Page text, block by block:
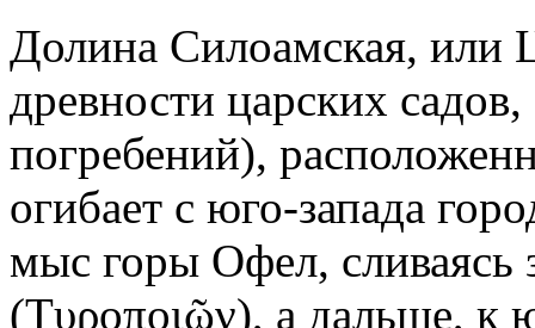
Долина Силоамская, или
древности царских
погребений),
огибает с юго-запада
мыс горы Офел, сливаясь
(Τυροποιῶν), а дальше, к